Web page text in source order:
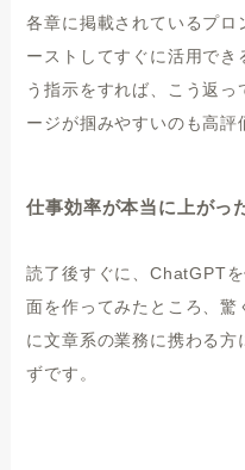
各章に掲載されているプ
ーストしてすぐに活用で
う指示をすれば、こう返っ
ージが掴みやすいのも高評
仕事効率が本当に上がっ
読了後すぐに、ChatGPT
面を作ってみたところ、
に文章系の業務に携わる
ずです。